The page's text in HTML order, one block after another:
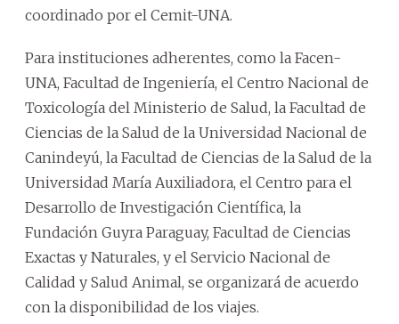
coordinado por el Cemit-UNA.
Para instituciones adherentes, como la Facen-
UNA, Facultad de Ingeniería, el Centro Nacional de
Toxicología del Ministerio de Salud, la Facultad de
Ciencias de la Salud de la Universidad Nacional de
Canindeyú, la Facultad de Ciencias de la Salud de la
Universidad María Auxiliadora, el Centro para el
Desarrollo de Investigación Científica, la
Fundación Guyra Paraguay, Facultad de Ciencias
Exactas y Naturales, y el Servicio Nacional de
Calidad y Salud Animal, se organizará de acuerdo
con la disponibilidad de los viajes.